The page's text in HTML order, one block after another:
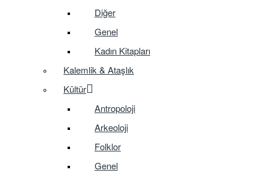
Diğer
Genel
Kadın Kitapları
Kalemlik & Ataşlık
Kültür
Antropoloji
Arkeoloji
Folklor
Genel